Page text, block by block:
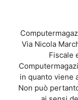
Via Nicola
Fiscale
in quanto viene
Non può